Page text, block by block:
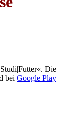
Die
bei Google Play